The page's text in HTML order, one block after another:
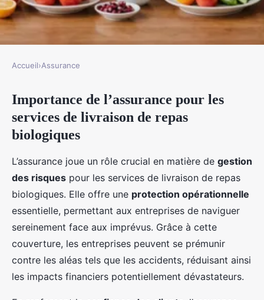
Découvrez comment une
assurance peut protéger votre
service de livraison de repas
biologiques locaux !
Accueil›Assurance
Importance de l’assurance pour les
services de livraison de repas
biologiques
L’assurance joue un rôle crucial en matière de gestion
des risques pour les services de livraison de repas
biologiques. Elle offre une protection opérationnelle
essentielle, permettant aux entreprises de naviguer
sereinement face aux imprévus. Grâce à cette
couverture, les entreprises peuvent se prémunir
contre les aléas tels que les accidents, réduisant ainsi
les impacts financiers potentiellement dévastateurs.